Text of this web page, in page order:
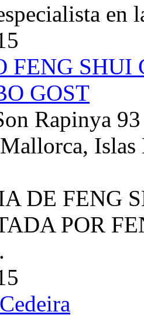
en
FENG
GOST
Rapinya 93
Islas
DE FENG
POR